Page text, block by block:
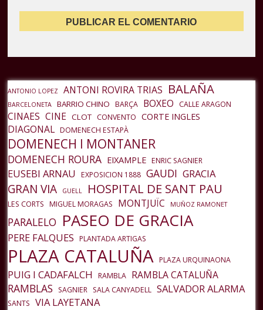
ANTONIO LOPEZ ANTONI ROVIRA TRIAS BALAÑA
BARCELONETA BARRIO CHINO BARÇA BOXEO CALLE ARAGON
CINAES CINE CLOT CONVENTO CORTE INGLES
DIAGONAL DOMENECH ESTAPÀ
DOMENECH I MONTANER
DOMENECH ROURA EIXAMPLE ENRIC SAGNIER
EUSEBI ARNAU EXPOSICION 1888 GAUDI GRACIA
GRAN VIA GUELL HOSPITAL DE SANT PAU
LES CORTS MIGUEL MORAGAS MONTJUÏC MUÑOZ RAMONET
PARALELO PASEO DE GRACIA
PERE FALQUES PLANTADA ARTIGAS
PLAZA CATALUÑA PLAZA URQUINAONA
PUIG I CADAFALCH RAMBLA RAMBLA CATALUÑA
RAMBLAS SAGNIER SALA CANYADELL SALVADOR ALARMA
SANTS VIA LAYETANA